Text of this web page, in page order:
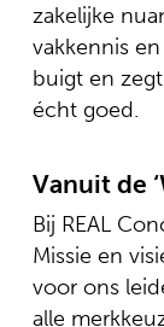
zakelijke
vakkennis
buigt en
écht goed.
Vanuit de
Bij REAL
Missie en
voor ons
alle